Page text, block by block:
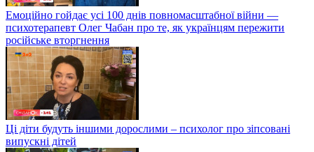
Емоційно гойдає усі 100 днів повномасштабної війни —
психотерапевт Олег Чабан про те, як українцям пережити
російське вторгнення
Ці діти будуть іншими дорослими – психолог про зіпсовані
випускні дітей